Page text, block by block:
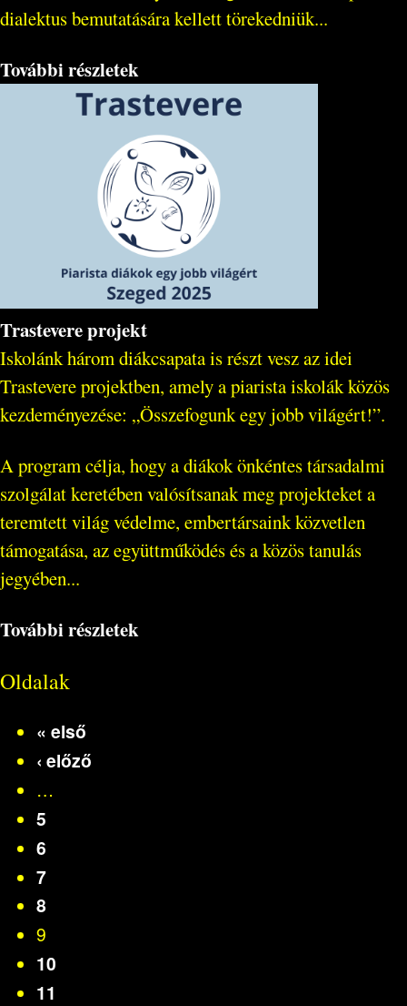
dialektus bemutatására kellett törekedniük...
További részletek
Trastevere projekt
Iskolánk három diákcsapata is részt vesz az idei
Trastevere projektben, amely a piarista iskolák közös
kezdeményezése: „Összefogunk egy jobb világért!”.
A program célja, hogy a diákok önkéntes társadalmi
szolgálat keretében valósítsanak meg projekteket a
teremtett világ védelme, embertársaink közvetlen
támogatása, az együttműködés és a közös tanulás
jegyében...
További részletek
Oldalak
« első
‹ előző
…
5
6
7
8
9
10
11